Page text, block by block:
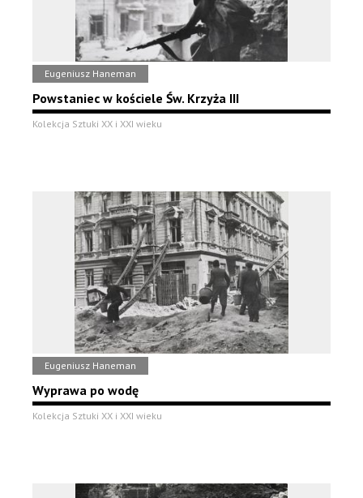
Eugeniusz Haneman
Powstaniec w kościele Św. Krzyża III
Kolekcja Sztuki XX i XXI wieku
Eugeniusz Haneman
Wyprawa po wodę
Kolekcja Sztuki XX i XXI wieku